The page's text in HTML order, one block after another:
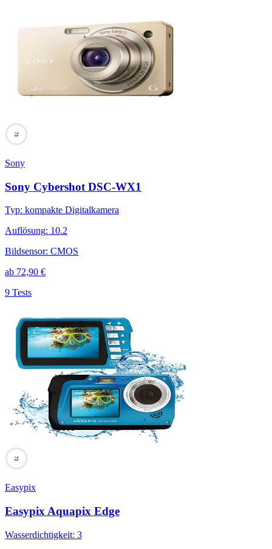
73
Sony
Sony Cybershot DSC-WX1
Typ: kompakte Digitalkamera
Auflösung: 10.2
Bildsensor: CMOS
ab 72,90 €
9 Tests
73
Easypix
Easypix Aquapix Edge
Wasserdichtigkeit: 3